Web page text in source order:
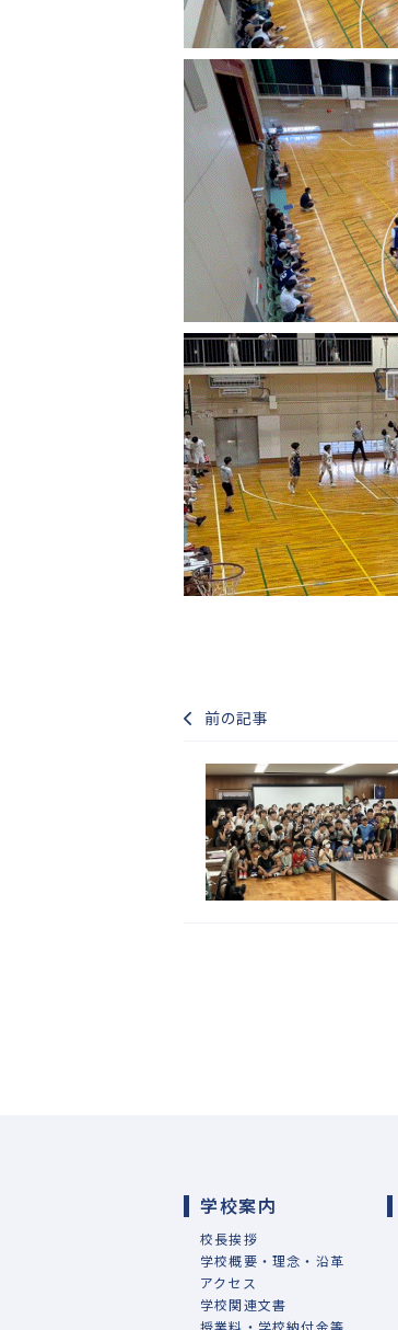
前の記事
学校案内
校長挨拶
学校概要・理念・沿革
アクセス
学校関連文書
授業料・学校納付金等